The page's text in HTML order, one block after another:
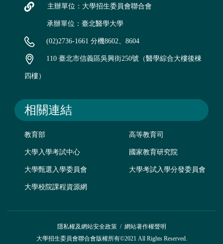
主辦單位：大學招生委員會聯合會
承辦單位：臺北醫學大學
(02)2736-1661 分機8602、8604
110 臺北市信義區吳興街250號（醫學綜合大樓後棟
四樓）
相關連結
教育部 高等教育司
大學入學考試中心 國家教育研究院
大學甄選入學委員會 大學考試入學分發委員會
大學校院課程資源網
隱私權及網站安全政策/ 網站著作權聲明
大學招生委員會聯合會版權所有©2021 All Rights Reserved.